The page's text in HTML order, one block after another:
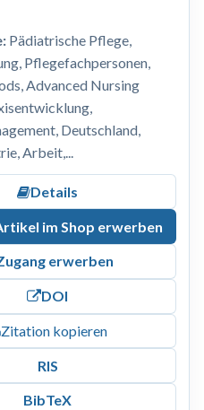
Pädiatrische Pflege,
Pflegefachpersonen,
Advanced Nursing
Deutschland,
Arbeit,...
Details
im Shop erwerben
erwerben
DOI
Zitation kopieren
RIS
BibTeX